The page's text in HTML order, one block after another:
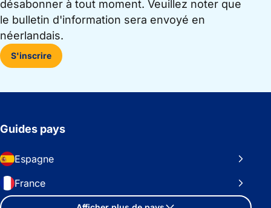
désabonner à tout moment. Veuillez noter que
le bulletin d'information sera envoyé en
néerlandais.
S'inscrire
Guides pays
Espagne
France